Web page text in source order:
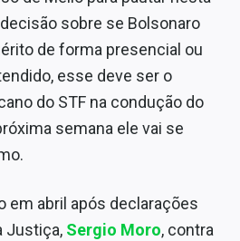
sobre se Bolsonaro
de forma presencial ou
esse deve ser o
do STF na condução do
semana ele vai se
em abril após declarações
Justiça, Sergio Moro, contra